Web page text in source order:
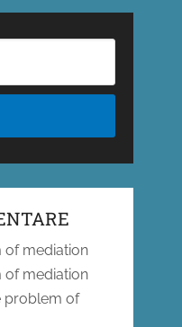
of mediation
of mediation
problem of